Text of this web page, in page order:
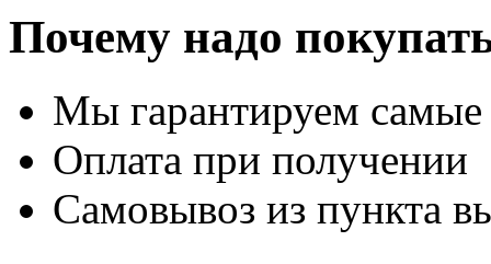
Почему надо
Мы гарантируем
Оплата при получении
Самовывоз из пункта